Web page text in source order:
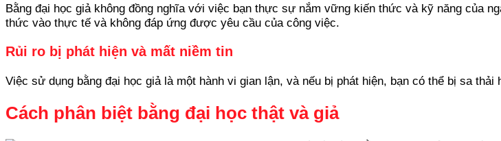
Bằng đại học giả không đồng nghĩa với việc bạn thực sự nắm vững kiến thức và kỹ năng của
thức vào thực tế và không đáp ứng được yêu cầu của công việc.
Rủi ro bị phát hiện và mất niềm tin
Việc sử dụng bằng đại học giả là một hành vi gian lận, và nếu bị phát hiện, bạn có thể bị sa
Cách phân biệt bằng đại học thật và giả